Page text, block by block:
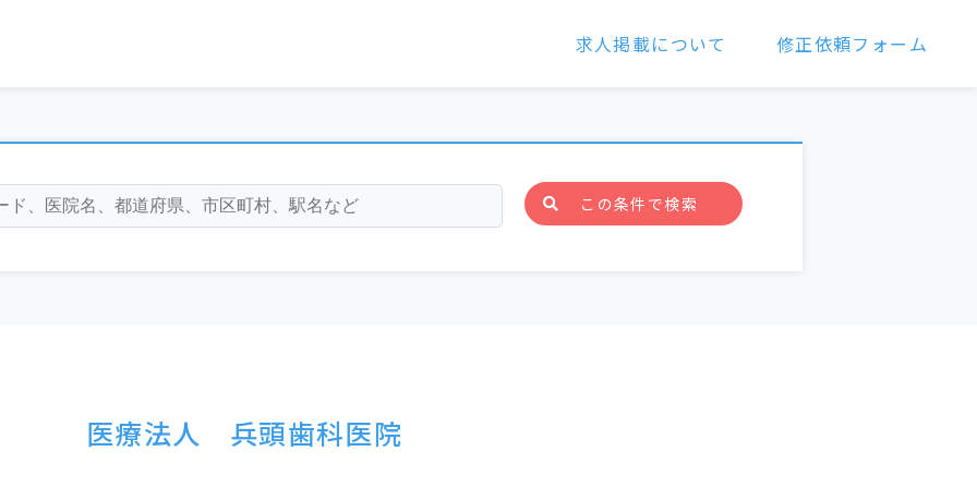
求人掲載について 修正依頼フォーム
この条件で検索
医療法人 兵頭歯科医院